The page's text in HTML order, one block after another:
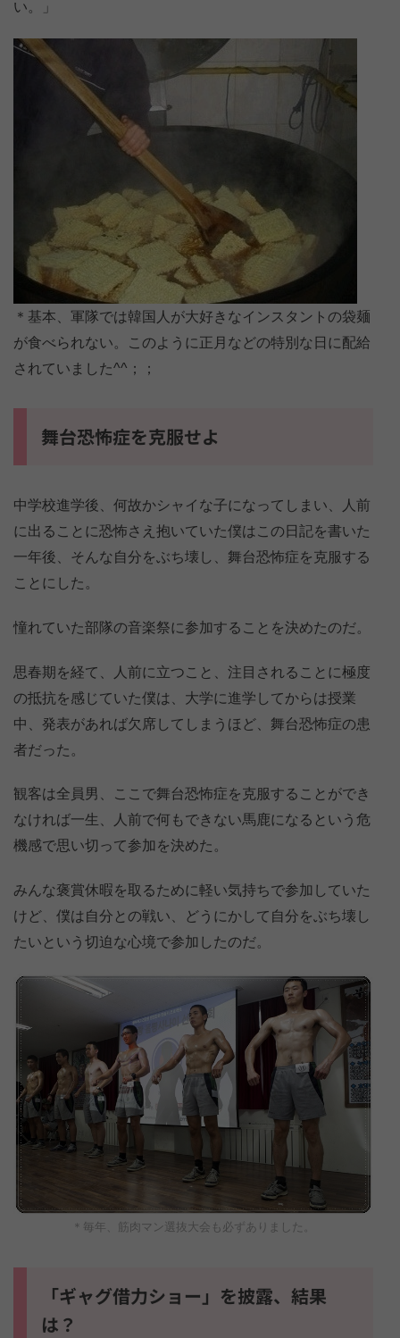
い。」
＊基本、軍隊では韓国人が大好きなインスタントの袋麺
が食べられない。このように正月などの特別な日に配給
されていました^^；；
舞台恐怖症を克服せよ
中学校進学後、何故かシャイな子になってしまい、人前
に出ることに恐怖さえ抱いていた僕はこの日記を書いた
一年後、そんな自分をぶち壊し、舞台恐怖症を克服する
ことにした。
憧れていた部隊の音楽祭に参加することを決めたのだ。
思春期を経て、人前に立つこと、注目されることに極度
の抵抗を感じていた僕は、大学に進学してからは授業
中、発表があれば欠席してしまうほど、舞台恐怖症の患
者だった。
観客は全員男、ここで舞台恐怖症を克服することができ
なければ一生、人前で何もできない馬鹿になるという危
機感で思い切って参加を決めた。
みんな褒賞休暇を取るために軽い気持ちで参加していた
けど、僕は自分との戦い、どうにかして自分をぶち壊し
たいという切迫な心境で参加したのだ。
＊毎年、筋肉マン選抜大会も必ずありました。
「ギャグ借力ショー」を披露、結果
は？